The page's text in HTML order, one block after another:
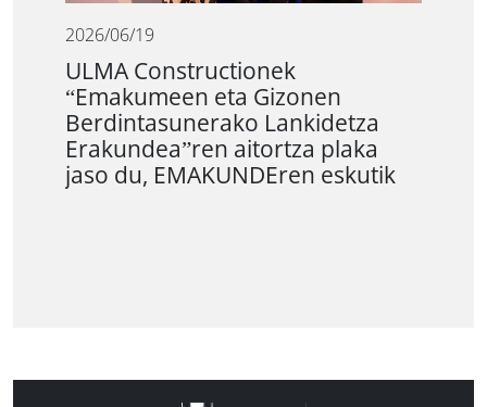
2026/06/19
ULMA Constructionek
“Emakumeen eta Gizonen
Berdintasunerako Lankidetza
Erakundea”ren aitortza plaka
jaso du, EMAKUNDEren eskutik